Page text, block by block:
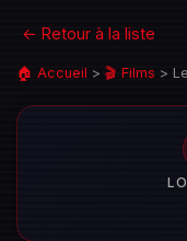
← Retour à la liste
🏠 Accueil > 🎬 Films >